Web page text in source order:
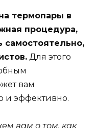
термопары в
процедура,
Для этого
вам
и эффективно.
вам о том, как